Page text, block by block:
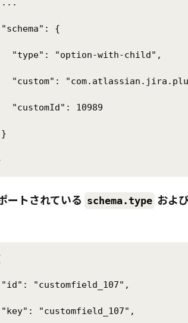
...
"schema": {
"type": "option-with-child",
"custom":
"customId": 10989
}
ートされている schema.type およ
"id": "customfield_107",
"key": "customfield_107",